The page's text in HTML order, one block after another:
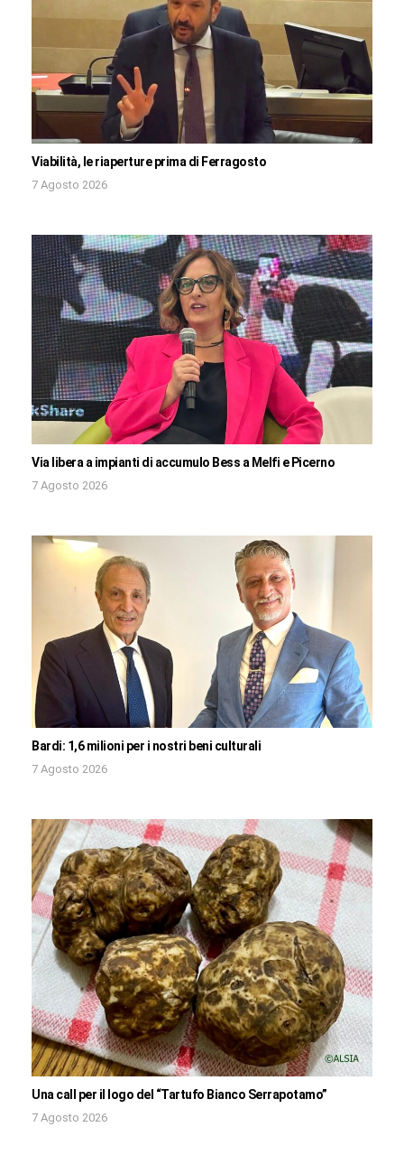
Viabilità, le riaperture prima di Ferragosto
7 Agosto 2026
Via libera a impianti di accumulo Bess a Melfi e Picerno
7 Agosto 2026
Bardi: 1,6 milioni per i nostri beni culturali
7 Agosto 2026
Una call per il logo del “Tartufo Bianco Serrapotamo”
7 Agosto 2026